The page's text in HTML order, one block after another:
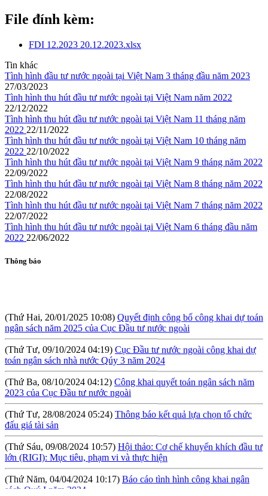
File đính kèm:
FDI 12.2023 20.12.2023.xlsx
Tin khác
Tình hình đầu tư nước ngoài tại Việt Nam 3 tháng đầu năm 2023
27/03/2023
Tình hình thu hút đầu tư nước ngoài tại Việt Nam năm 2022
22/12/2022
Tình hình thu hút đầu tư nước ngoài tại Việt Nam 11 tháng năm
2022 22/11/2022
Tình hình thu hút đầu tư nước ngoài tại Việt Nam 10 tháng năm
2022 22/10/2022
Tình hình thu hút đầu tư nước ngoài tại Việt Nam 9 tháng năm 2022
22/09/2022
Tình hình thu hút đầu tư nước ngoài tại Việt Nam 8 tháng năm 2022
22/08/2022
Tình hình thu hút đầu tư nước ngoài tại Việt Nam 7 tháng năm 2022
22/07/2022
Tình hình thu hút đầu tư nước ngoài tại Việt Nam 6 tháng đầu năm
2022 22/06/2022
Thông báo
ngân sách năm 2025 của Cục Đầu tư nước ngoài
(Thứ Tư, 09/10/2024 04:19)Cục Đầu tư nước ngoài công khai dự
toán ngân sách nhà nước Qúy 3 năm 2024
(Thứ Ba, 08/10/2024 04:12)Công khai quyết toán ngân sách năm
2023 của Cục Đầu tư nước ngoài
(Thứ Tư, 28/08/2024 05:24)Thông báo kết quả lựa chọn tổ chức
đấu giá tài sản
(Thứ Sáu, 09/08/2024 10:57)Hội thảo: Cơ chế khuyến khích đầu tư
lớn (RIGI): Mục tiêu, phạm vi và thực hiện
(Thứ Năm, 04/04/2024 10:17)Báo cáo tình hình công khai ngân
sách Quý I năm 2024